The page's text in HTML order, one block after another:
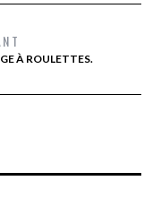
À ROULETTES.